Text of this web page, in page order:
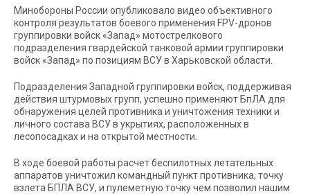
Минобороны России опубликовало видео объективного
контроля результатов боевого применения FPV-дронов
группировки войск «Запад» мотострелкового
подразделения гвардейской танковой армии группировки
войск «Запад» по позициям ВСУ в Харьковской области.
Подразделения Западной группировки войск, поддерживая
действия штурмовых групп, успешно применяют БпЛА для
обнаружения целей противника и уничтожения техники и
личного состава ВСУ в укрытиях, расположенных в
лесопосадках и на открытой местности.
В ходе боевой работы расчет беспилотных летательных
аппаратов уничтожил командный пункт противника, точку
взлета БПЛА ВСУ, и пулеметную точку чем позволил нашим